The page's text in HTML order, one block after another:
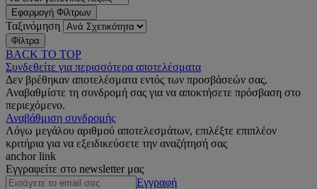
Εφαρμογή Φίλτρων
Ταξινόμηση
Φίλτρα
BACK TO TOP
Συνδεθείτε για περισσότερα αποτελέσματα
Δεν βρέθηκαν αποτελέσματα εντός των προσβάσεών σας.
Αναβαθμίστε τη συνδρομή σας για να αποκτήσετε πρόσβαση στο
περιεχόμενο.
Αναβάθμιση συνδρομής
Λόγω μεγάλου αριθμού αποτελεσμάτων, επιλέξτε επιπλέον
κριτήρια για να εξειδικεύσετε την αναζήτησή σας
anchor link
Εγγραφείτε στο newsletter μας
Εγγραφή